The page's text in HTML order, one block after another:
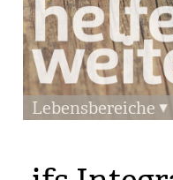
Lebensbereiche